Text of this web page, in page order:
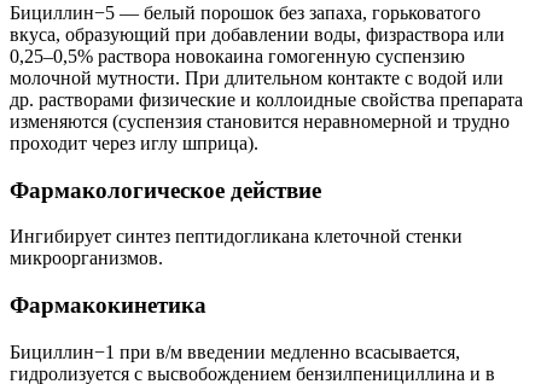
Бициллин−5 — белый порошок без запаха, горьковатого
вкуса, образующий при добавлении воды, физраствора или
0,25–0,5% раствора новокаина гомогенную суспензию
молочной мутности. При длительном контакте с водой или
др. растворами физические и коллоидные свойства препарата
изменяются (суспензия становится неравномерной и трудно
проходит через иглу шприца).
Фармакологическое действие
Ингибирует синтез пептидогликана клеточной стенки
микроорганизмов.
Фармакокинетика
Бициллин−1 при в/м введении медленно всасывается,
гидролизуется с высвобождением бензилпенициллина и в